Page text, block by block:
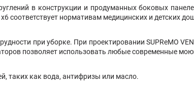
в конструкции и продуманных боковых
соответствует нормативам медицинских и детских
при уборке. При проектировании SUPReMO
позволяет использовать любые современные
таких как вода, антифризы или масло.